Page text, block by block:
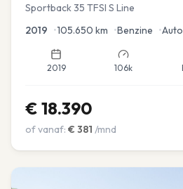
Sportback 35 TFSI S Line
2019 •105.650 km •Benzine •
2019 106k
€ 18.390
of vanaf: € 381 /mnd